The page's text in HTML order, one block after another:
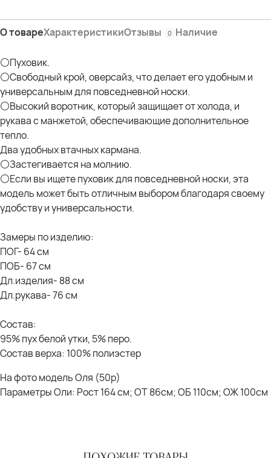
О товареХарактеристикиОтзывы 0 Наличие
⚪Пуховик.
⚪Свободный крой, оверсайз, что делает его удобным и
универсальным для повседневной носки.
⚪Высокий воротник, который защищает от холода, и
рукава с манжетой, обеспечивающие дополнительное
тепло.
Два удобных втачных кармана.
⚪Застегивается на молнию.
⚪Если вы ищете пуховик для повседневной носки, эта
модель может быть отличным выбором благодаря своему
удобству и универсальности.
Замеры по изделию:
ПОГ- 64 см
ПОБ- 67 см
Дл.изделия- 88 см
Дл.рукава- 76 см
Состав:
95% пух белой утки, 5% перо.
Состав верха: 100% полиэстер
На фото модель Оля (50р)
Параметры Оли: Рост 164 см; ОТ 86см; ОБ 110см; ОЖ 100см